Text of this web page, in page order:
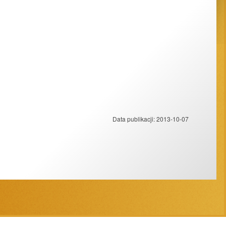
Data publikacji:2013-10-07
Projekt strony:ESC SA-Aplikacje internetowe